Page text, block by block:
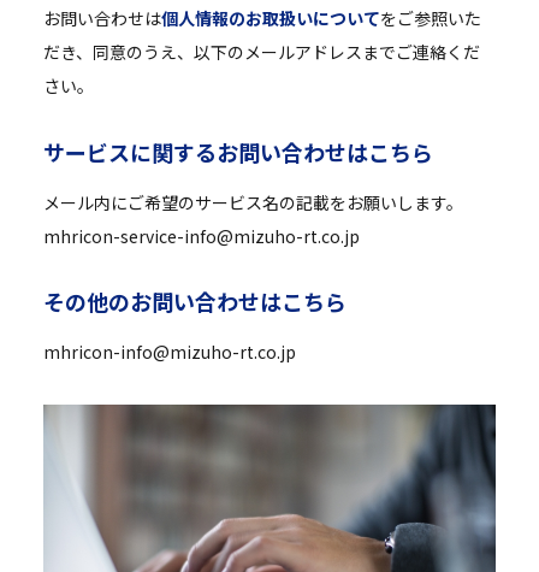
お問い合わせは個人情報のお取扱いについてをご参照いた
だき、同意のうえ、以下のメールアドレスまでご連絡くだ
さい。
サービスに関するお問い合わせはこちら
メール内にご希望のサービス名の記載をお願いします。
mhricon-service-info@mizuho-rt.co.jp
その他のお問い合わせはこちら
mhricon-info@mizuho-rt.co.jp